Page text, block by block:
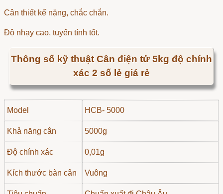
Cân thiết kế nặng, chắc chắn.
Độ nhạy cao, tuyến tính tốt.
Thông số kỹ thuật Cân điện tử 5kg độ chính
xác 2 số lẻ giá rẻ
Model HCB- 5000
Khả năng cân 5000g
Độ chính xác 0,01g
Kích thước bàn cân Vuông